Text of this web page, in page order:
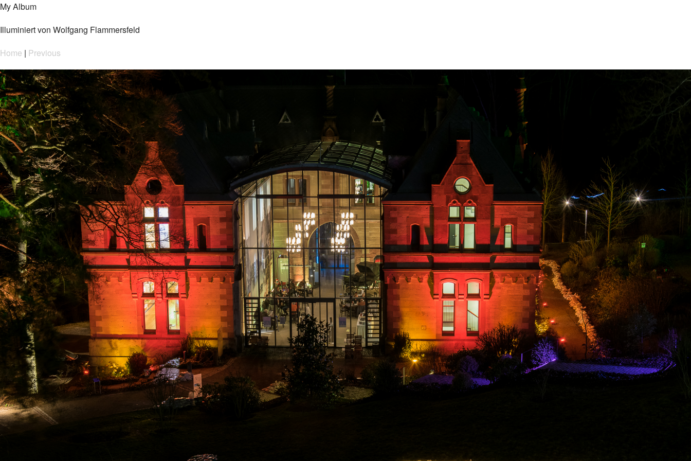
My Album
Illuminiert von Wolfgang Flammersfeld
Home | Previous